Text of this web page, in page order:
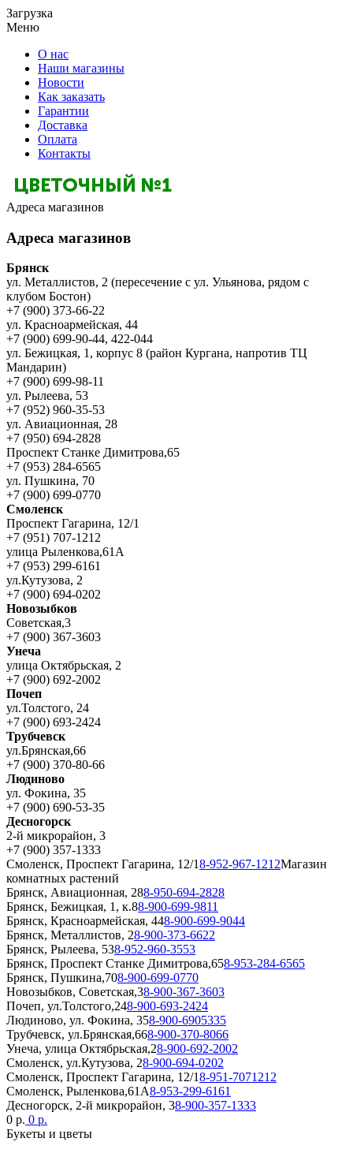
Загрузка
Меню
О нас
Наши магазины
Новости
Как заказать
Гарантии
Доставка
Оплата
Контакты
Адреса магазинов
Адреса магазинов
Брянск
ул. Металлистов, 2 (пересечение с ул. Ульянова, рядом с
клубом Бостон)
+7 (900) 373-66-22
ул. Красноармейская, 44
+7 (900) 699-90-44, 422-044
ул. Бежицкая, 1, корпус 8 (район Кургана, напротив ТЦ
Мандарин)
+7 (900) 699-98-11
ул. Рылеева, 53
+7 (952) 960-35-53
ул. Авиационная, 28
+7 (950) 694-2828
Проспект Станке Димитрова,65
+7 (953) 284-6565
ул. Пушкина, 70
+7 (900) 699-0770
Смоленск
Проспект Гагарина, 12/1
+7 (951) 707-1212
улица Рыленкова,61А
+7 (953) 299-6161
ул.Кутузова, 2
+7 (900) 694-0202
Новозыбков
Советская,3
+7 (900) 367-3603
Унеча
улица Октябрьская, 2
+7 (900) 692-2002
Почеп
ул.Толстого, 24
+7 (900) 693-2424
Трубчевск
ул.Брянская,66
+7 (900) 370-80-66
Людиново
ул. Фокина, 35
+7 (900) 690-53-35
Десногорск
2-й микрорайон, 3
+7 (900) 357-1333
Смоленск, Проспект Гагарина, 12/18-952-967-1212Магазин
комнатных растений
Брянск, Авиационная, 288-950-694-2828
Брянск, Бежицкая, 1, к.88-900-699-9811
Брянск, Красноармейская, 448-900-699-9044
Брянск, Металлистов, 28-900-373-6622
Брянск, Рылеева, 538-952-960-3553
Брянск, Проспект Станке Димитрова,658-953-284-6565
Брянск, Пушкина,708-900-699-0770
Новозыбков, Советская,38-900-367-3603
Почеп, ул.Толстого,248-900-693-2424
Людиново, ул. Фокина, 358-900-6905335
Трубчевск, ул.Брянская,668-900-370-8066
Унеча, улица Октябрьская,28-900-692-2002
Смоленск, ул.Кутузова, 28-900-694-0202
Смоленск, Проспект Гагарина, 12/18-951-7071212
Смоленск, Рыленкова,61А8-953-299-6161
Десногорск, 2-й микрорайон, 38-900-357-1333
0 р. 0 р.
Букеты и цветы